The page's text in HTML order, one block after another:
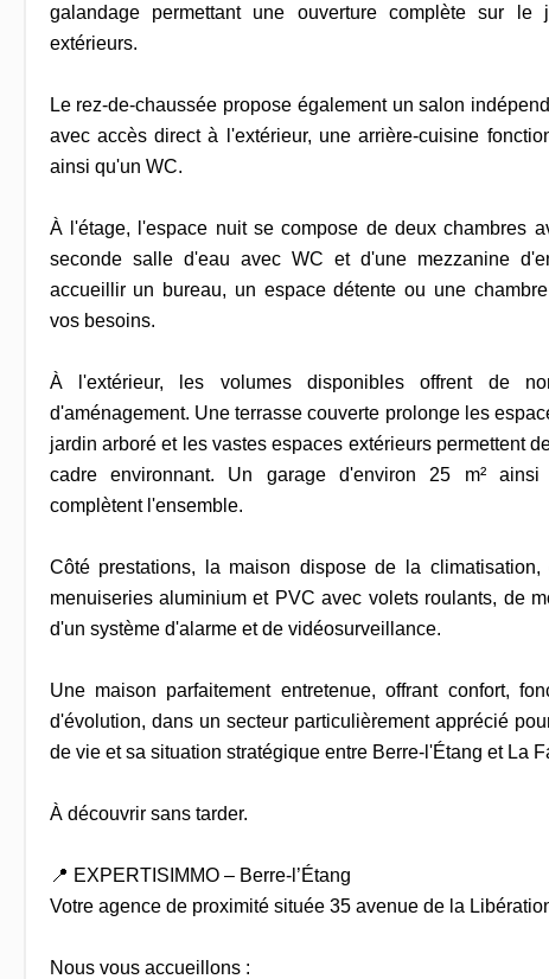
galandage permettant une ouverture complète sur
extérieurs.
Le rez-de-chaussée propose également un salon
avec accès direct à l'extérieur, une arrière-cuisine
ainsi qu'un WC.
À l'étage, l'espace nuit se compose de deux chambres
seconde salle d'eau avec WC et d'une mezzanine
accueillir un bureau, un espace détente ou une
vos besoins.
À l'extérieur, les volumes disponibles offrent de
d'aménagement. Une terrasse couverte prolonge les
jardin arboré et les vastes espaces extérieurs permettent
cadre environnant. Un garage d'environ 25 m²
complètent l'ensemble.
Côté prestations, la maison dispose de la
menuiseries aluminium et PVC avec volets roulants, de
d'un système d'alarme et de vidéosurveillance.
Une maison parfaitement entretenue, offrant confort,
d'évolution, dans un secteur particulièrement apprécié
de vie et sa situation stratégique entre Berre-l'Étang et La
À découvrir sans tarder.
📍 EXPERTISIMMO – Berre-l’Étang
Votre agence de proximité située 35 avenue de la
Nous vous accueillons :